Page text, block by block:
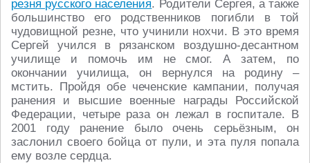
резня русского населения. Родители Сергея, а также
большинство его родственников погибли в той
чудовищной резне, что учинили нохчи. В это время
Сергей учился в рязанском воздушно-десантном
училище и помочь им не смог. А затем, по
окончании училища, он вернулся на родину –
мстить. Пройдя обе чеченские кампании, получая
ранения и высшие военные награды Российской
Федерации, четыре раза он лежал в госпитале. В
2001 году ранение было очень серьёзным, он
заслонил своего бойца от пули, и эта пуля попала
ему возле сердца.